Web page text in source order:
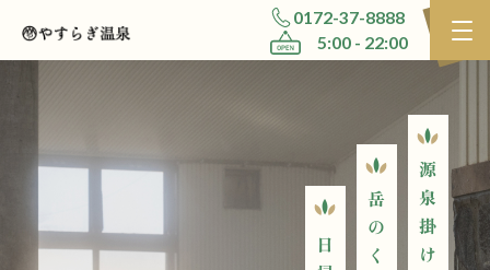
5:00 - 22:00
0172-37-8888